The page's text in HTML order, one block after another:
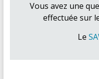
Vous avez une
effectuée sur
Le